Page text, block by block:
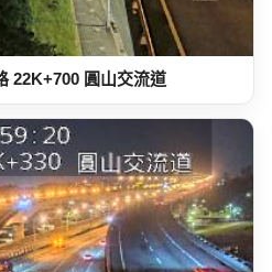
22K+700 圓山交流道